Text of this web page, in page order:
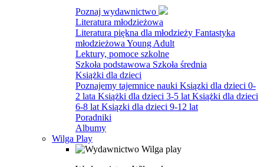
Poznaj wydawnictwo
Literatura młodzieżowa
Literatura piękna dla młodzieży Fantastyka
młodzieżowa Young Adult
Lektury, pomoce szkolne
Szkoła podstawowa Szkoła średnia
Książki dla dzieci
Poznajemy tajemnice nauki Ksiązki dla dzieci 0-
2 lata Książki dla dzieci 3-5 lat Książki dla dzieci
6-8 lat Ksiązki dla dzieci 9-12 lat
Poradniki
Albumy
Wilga Play